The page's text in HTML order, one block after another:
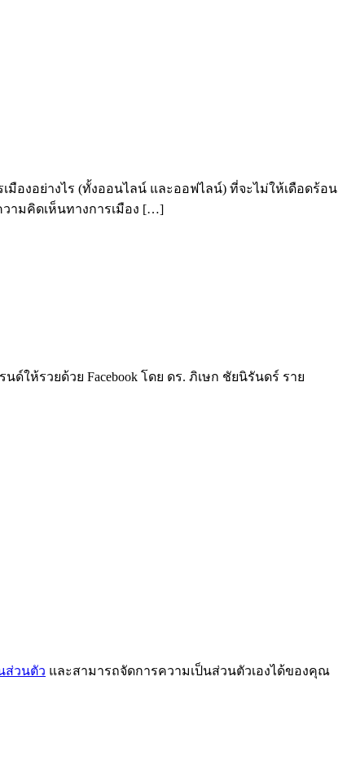
องอย่างไร (ทั้งออนไลน์ และออฟไลน์) ที่จะไม่ให้เดือดร้อน
วามคิดเห็นทางการเมือง […]
ให้รวยด้วย Facebook โดย ดร. ภิเษก ชัยนิรันดร์ ราย
ส่วนตัว และสามารถจัดการความเป็นส่วนตัวเองได้ของคุณ